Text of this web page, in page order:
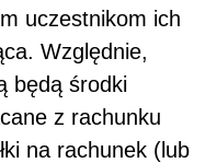
uczestnikom ich
Względnie,
będą środki
z rachunku
na rachunek (lub